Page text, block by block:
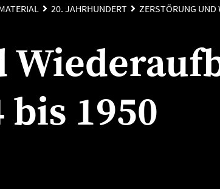
20. JAHRHUNDERT ZERSTÖRUNG
1950